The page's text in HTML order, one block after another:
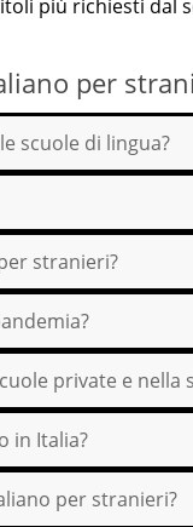
più richiesti dal
per
scuole di lingua?
stranieri?
private e nella
in Italia?
per stranieri?